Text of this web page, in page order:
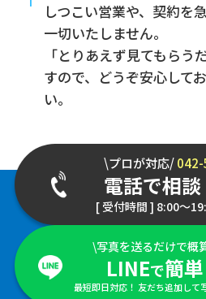
しつこい営業や、契約を
一切いたしません。
「とりあえず見てもらう
すので、どうぞ安心して
い。
\プロが対応/042-
電話で相
[ 受付時間 ] 8:00～
\写真を送るだけで概
LINEで簡単
最短即日対応！ 友だち追加して